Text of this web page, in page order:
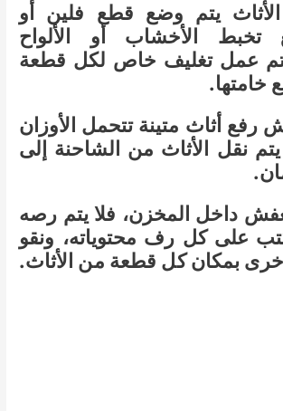
الأثاث يتم وضع قطع فلين أو
تخبط الأخشاب أو الألواح
عمل تغليف خاص لكل قطعة
خامتها.
رفع أثاث متينة تتحمل الأوزان
يتم نقل الأثاث من الشاحنة إلى
داخل المخزن، فلا يتم رصه
على كل رف محتوياته، ونقو
بمكان كل قطعة من الأثاث.